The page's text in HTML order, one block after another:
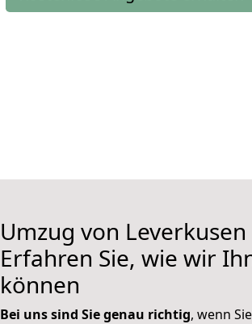
Umzug von
Erfahren Sie, wie wir
können
Bei uns sind Sie genau richtig, wenn